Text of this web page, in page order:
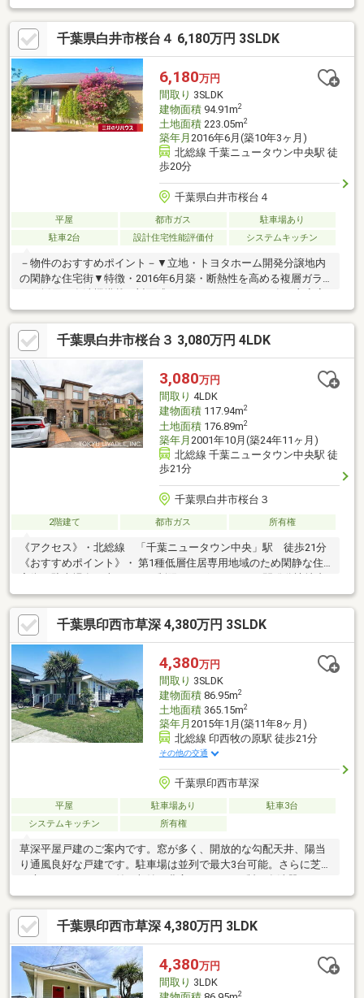
コニー、家具付きです・お庭スペースございます・LDK18.2帖・
全居室5帖以上・マスターベッドルームは9帖・シューズインクロ
ーゼット・浴室暖房換気乾燥機・食器洗い乾燥機・トイレは1階と
2階にございます・電動シャッター周辺には商業施設や大型スーパ
ーなどが充実しております。お問合せお待ちしております。
千葉県白井市桜台４ 6,180万円 3SLDK
6,180万円
間取り 3SLDK
建物面積94.91m2
土地面積223.05m2
築年月 2016年6月(築10年3ヶ月)
北総線 千葉ニュータウン中央駅 徒
歩20分
千葉県白井市桜台４
平屋 都市ガス
駐車場あり
駐車2台
設計住宅性能評価付 システムキッチン
－物件のおすすめポイント－▼立地・トヨタホーム開発分譲地内
の閑静な住宅街▼特徴・2016年6月築・断熱性を高める複層ガラ
にWICを設置・土地面積約67.47坪、駐車2台可(車種による)▼設
備・浴室乾燥機・シャワー付洗面台・電動シャッター▼周辺環
境・ヤオコー千葉ニュータウン店 徒歩9分(約700m)・三本松公園
徒歩4分(約320m)・白井市立桜台小学校・桜台中学校 徒歩5分(約
330m)■ ご希望の住まい探しをお手伝いします ━━━━━・・・
物件の詳細・ご相談はお気軽にお問い合わせください。
千葉県白井市桜台３ 3,080万円 4LDK
3,080万円
間取り 4LDK
建物面積117.94m2
土地面積176.89m2
築年月 2001年10月(築24年11ヶ月)
北総線 千葉ニュータウン中央駅 徒
歩21分
千葉県白井市桜台３
2階建て 都市ガス 所有権
《アクセス》・北総線 「千葉ニュータウン中央」駅 徒歩21分
《おすすめポイント》・ 第1種低層住居専用地域のため閑静な住
に存する快適に暮らせる良好なロケーション・人気の4LDKの間取
り・東急不動産施工・南向きのため陽当り良好・約20.7帖の
LDK・ロフト付きです・書斎コーナーやウォークインクローゼッ
ト完備《周辺環境》セブンイレブン白井桜台店・・・約920m(徒
歩12分)ヤオコー千葉ニュータウン店・・・約1620m(徒歩21分)イ
オン千葉ニュータウン店・・・約1280m(徒歩16分)
千葉県印西市草深 4,380万円 3SLDK
4,380万円
間取り 3SLDK
建物面積86.95m2
土地面積365.15m2
築年月 2015年1月(築11年8ヶ月)
北総線 印西牧の原駅 徒歩21分
その他の交通
千葉県印西市草深
平屋 駐車場あり
駐車3台
システムキッチン
所有権
草深平屋戸建のご案内です。窓が多く、開放的な勾配天井、陽当
り通風良好な戸建です。駐車場は並列で最大3台可能。さらに芝生
わりのオーダーの建具やキッチンです。【朝日リビング】までお
問合せください。
千葉県印西市草深 4,380万円 3LDK
4,380万円
間取り 3LDK
2